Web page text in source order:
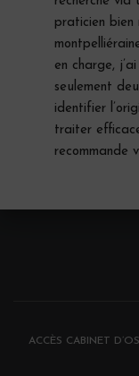
praticien bien
en charge,
seulement
identifier
traiter
recommande
ACCÈS CABINET